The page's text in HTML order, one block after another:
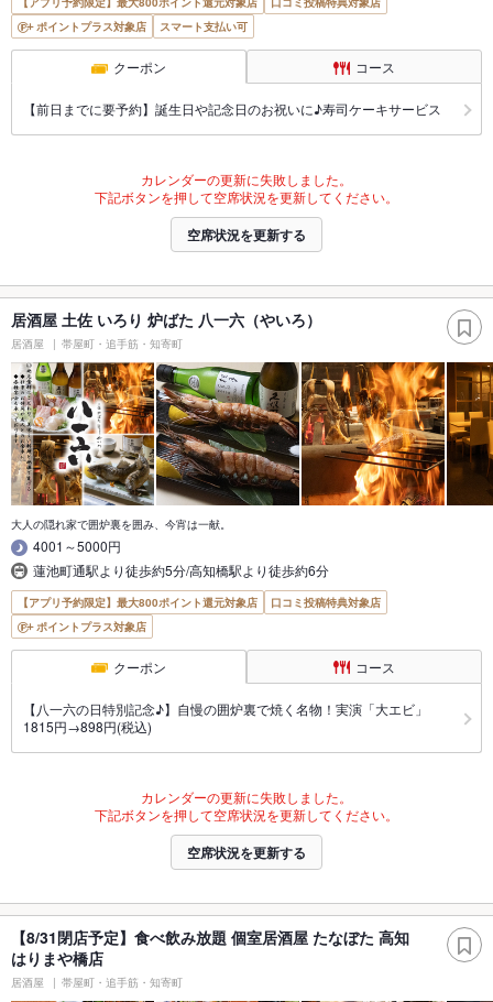
ポイントプラス対象店
スマート支払い可
クーポン コース
【前日までに要予約】誕生日や記念日のお祝いに♪寿司ケーキサービス
カレンダーの更新に失敗しました。
下記ボタンを押して空席状況を更新してください。
空席状況を更新する
居酒屋 土佐 いろり 炉ばた 八一六（やいろ）
居酒屋 帯屋町・追手筋・知寄町
大人の隠れ家で囲炉裏を囲み、今宵は一献。
4001～5000円
蓮池町通駅より徒歩約5分/高知橋駅より徒歩約6分
【アプリ予約限定】最大800ポイント還元対象店
口コミ投稿特典対象店
ポイントプラス対象店
クーポン コース
【八一六の日特別記念♪】自慢の囲炉裏で焼く名物！実演「大エビ」
1815円→898円(税込)
カレンダーの更新に失敗しました。
下記ボタンを押して空席状況を更新してください。
空席状況を更新する
【8/31閉店予定】食べ飲み放題 個室居酒屋 たなぼた 高知
はりまや橋店
居酒屋 帯屋町・追手筋・知寄町